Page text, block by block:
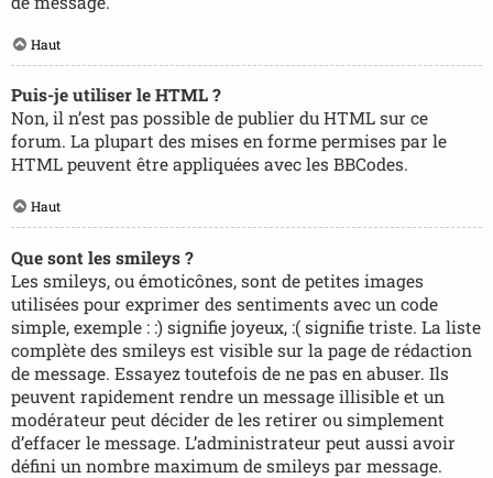
Haut
Puis-je utiliser le HTML ?
Non, il n’est pas possible de publier du HTML sur ce
forum. La plupart des mises en forme permises par le
HTML peuvent être appliquées avec les BBCodes.
Haut
Que sont les smileys ?
Les smileys, ou émoticônes, sont de petites images
utilisées pour exprimer des sentiments avec un code
simple, exemple : :) signifie joyeux, :( signifie triste. La liste
complète des smileys est visible sur la page de rédaction
de message. Essayez toutefois de ne pas en abuser. Ils
peuvent rapidement rendre un message illisible et un
modérateur peut décider de les retirer ou simplement
d’effacer le message. L’administrateur peut aussi avoir
défini un nombre maximum de smileys par message.